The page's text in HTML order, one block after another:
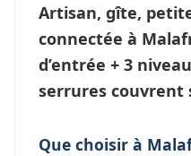
Artisan, gîte,
connectée à
d’entrée + 3
serrures couvrent
Que choisir à